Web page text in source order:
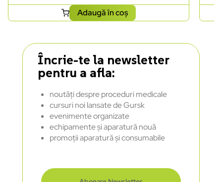
Adaugă în coș
Încrie-te la newsletter
pentru a afla:
noutăți despre proceduri medicale
cursuri noi lansate de Gursk
evenimente organizate
echipamente și aparatură nouă
promoții aparatură și consumabile